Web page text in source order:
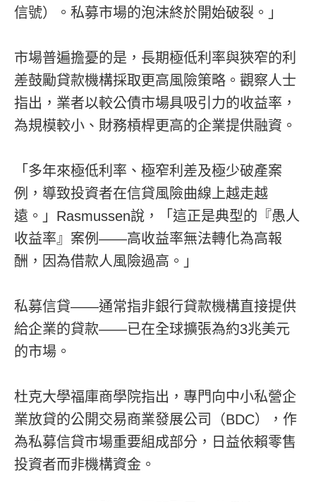
信號）。私募市場的泡沫終於開始破裂。」
市場普遍擔憂的是，長期極低利率與狹窄的利
差鼓勵貸款機構採取更高風險策略。觀察人士
指出，業者以較公債市場具吸引力的收益率，
為規模較小、財務槓桿更高的企業提供融資。
「多年來極低利率、極窄利差及極少破產案
例，導致投資者在信貸風險曲線上越走越
遠。」Rasmussen說，「這正是典型的『愚人
收益率』案例——高收益率無法轉化為高報
酬，因為借款人風險過高。」
私募信貸——通常指非銀行貸款機構直接提供
給企業的貸款——已在全球擴張為約3兆美元
的市場。
杜克大學福庫商學院指出，專門向中小私營企
業放貸的公開交易商業發展公司（BDC），作
為私募信貸市場重要組成部分，日益依賴零售
投資者而非機構資金。